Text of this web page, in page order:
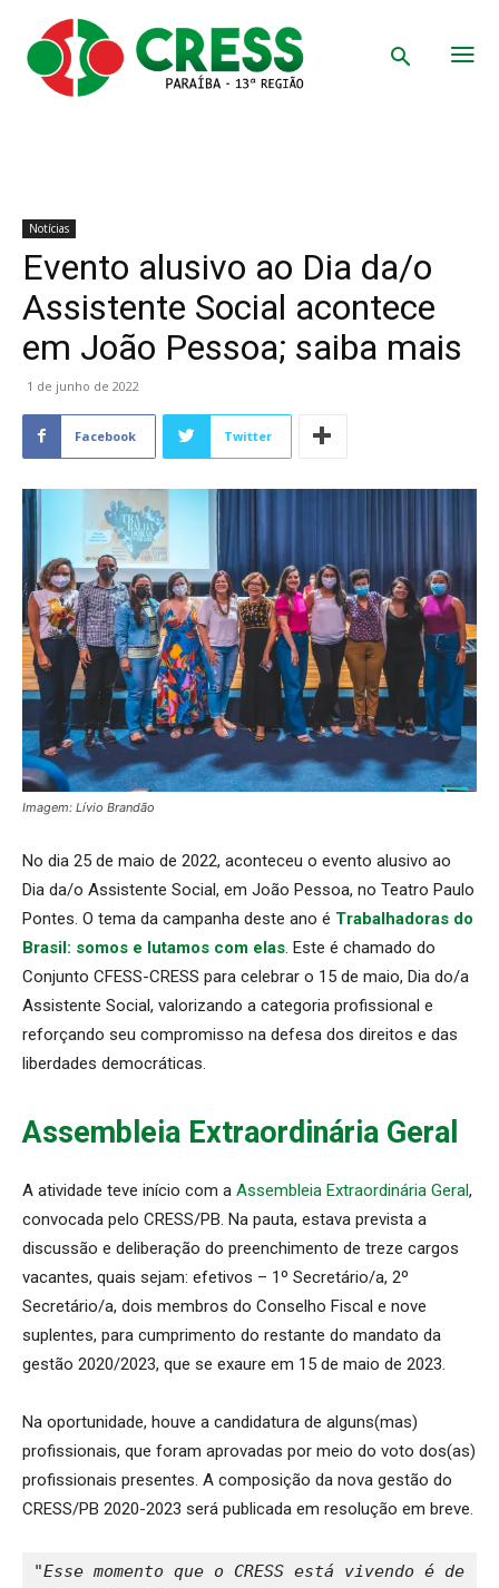
Notícias
Evento alusivo ao Dia da/o
Assistente Social acontece
em João Pessoa; saiba mais
1 de junho de 2022
Facebook Twitter
Imagem: Lívio Brandão
No dia 25 de maio de 2022, aconteceu o evento alusivo ao
Dia da/o Assistente Social, em João Pessoa, no Teatro Paulo
Pontes. O tema da campanha deste ano é Trabalhadoras do
Brasil: somos e lutamos com elas. Este é chamado do
Conjunto CFESS-CRESS para celebrar o 15 de maio, Dia do/a
Assistente Social, valorizando a categoria profissional e
reforçando seu compromisso na defesa dos direitos e das
liberdades democráticas.
Assembleia Extraordinária Geral
A atividade teve início com a Assembleia Extraordinária Geral,
convocada pelo CRESS/PB. Na pauta, estava prevista a
discussão e deliberação do preenchimento de treze cargos
vacantes, quais sejam: efetivos – 1º Secretário/a, 2º
Secretário/a, dois membros do Conselho Fiscal e nove
suplentes, para cumprimento do restante do mandato da
gestão 2020/2023, que se exaure em 15 de maio de 2023.
Na oportunidade, houve a candidatura de alguns(mas)
profissionais, que foram aprovadas por meio do voto dos(as)
profissionais presentes. A composição da nova gestão do
CRESS/PB 2020-2023 será publicada em resolução em breve.
"Esse momento que o CRESS está vivendo é de